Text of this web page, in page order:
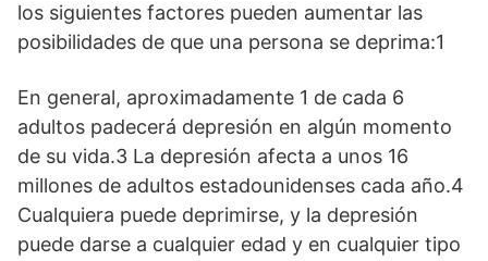
los siguientes factores pueden aumentar las
posibilidades de que una persona se deprima:1
En general, aproximadamente 1 de cada 6
adultos padecerá depresión en algún momento
de su vida.3 La depresión afecta a unos 16
millones de adultos estadounidenses cada año.4
Cualquiera puede deprimirse, y la depresión
puede darse a cualquier edad y en cualquier tipo